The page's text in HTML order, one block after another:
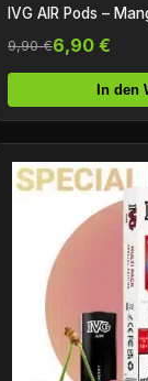
IVG AIR Pods –
9,90 €6,90 €
In den